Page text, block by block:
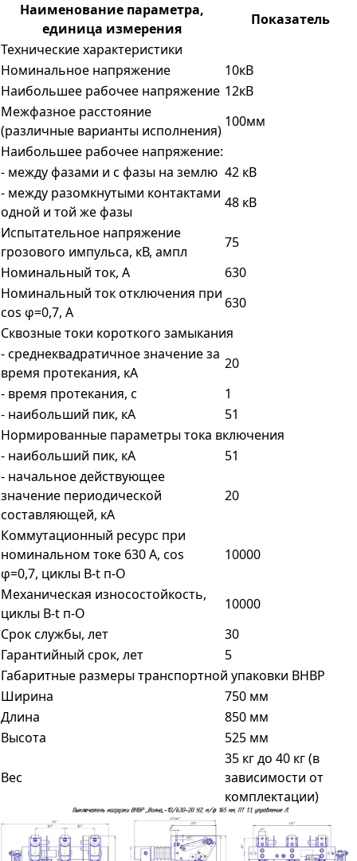
Наименование параметра,
единица измерения
Показатель
Технические характеристики
Номинальное напряжение
10кВ
Наибольшее рабочее напряжение 12кВ
Межфазное расстояние
(различные варианты исполнения)
100мм
Наибольшее рабочее напряжение:
- между фазами и с фазы на землю 42 кВ
- между разомкнутыми контактами
одной и той же фазы
48 кВ
Испытательное напряжение
грозового импульса, кВ, ампл
75
Номинальный ток, А
630
Номинальный ток отключения при
cos φ=0,7, A
630
Сквозные токи короткого замыкания
- среднеквадратичное значение за
время протекания, кА
20
- время протекания, с
1
- наибольший пик, кА
51
Нормированные параметры тока включения
- наибольший пик, кА
51
- начальное действующее
значение периодической
составляющей, кА
20
Коммутационный ресурс при
номинальном токе 630 А, cos
φ=0,7, циклы В-t п-О
10000
Механическая износостойкость,
циклы В-t п-О
10000
Срок службы, лет
30
Гарантийный срок, лет
5
Габаритные размеры транспортной упаковки ВНВР
Ширина
750 мм
Длина
850 мм
Высота
525 мм
Вес
35 кг до 40 кг (в
зависимости от
комплектации)